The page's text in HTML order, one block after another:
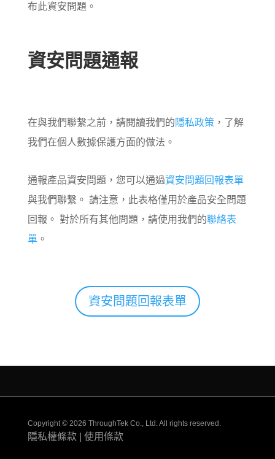
布此資安問題。
資安問題通報
在與我們聯繫之前，請閱讀我們的 隱私政策 ，了解
我們在個人數據保護方面的做法。
通報產品資安問題，您可以通過資安問題回報表單
與我們聯繫。 請注意，此表格僅用於產品安全問題
回報。 對於所有其他問題，請使用我們的聯絡表
單。
資安問題回報表單
Copyright © 2026 ThroughTek Co., Ltd. All rights reserved.
隱私權條款 使用條款